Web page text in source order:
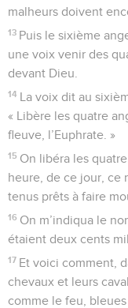
malheurs doivent
13 Puis le sixième
une voix venir des
devant Dieu.
14 La voix dit au
« Libère les quatre
fleuve, l’Euphrate. »
15 On libéra les
heure, de ce jour, ce
tenus prêts à faire
16 On m’indiqua le
étaient deux cents
17 Et voici comment,
chevaux et leurs
comme le feu,